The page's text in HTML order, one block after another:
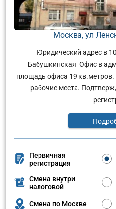
Москва, ул
Юридический адрес в
Бабушкинская. Офис в
площадь офиса 19
рабочие места.
Первичная
регистрация
Смена внутри
налоговой
Смена по Москве